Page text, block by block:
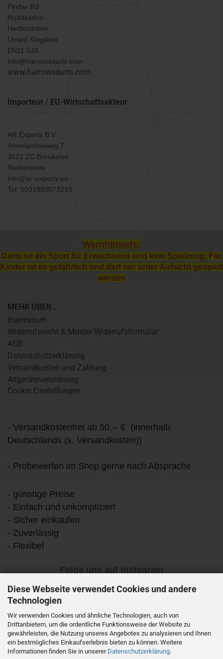
Diese Webseite verwendet Cookies und andere
Technologien
Wir verwenden Cookies und ähnliche Technologien, auch von
Drittanbietern, um die ordentliche Funktionsweise der Website zu
gewährleisten, die Nutzung unseres Angebotes zu analysieren und Ihnen
ein bestmögliches Einkaufserlebnis bieten zu können. Weitere
Informationen finden Sie in unserer Datenschutzerklärung.
Pindar Rd
Hoddesdon
Hertfordshire
United Kingdom
EN11 0JX
info@harrowsdarts.com
www.harrowsdarts.com
Importeur / EU-Wirtschaftsakteur
AR Experts B.V.
Amerlandseweg 7
3621 ZC Breukelen
Niederlande
info@ar-experts.eu
Tel: 0031850073210
Warnhinweis:
Darts ist ein Sport für Erwachsene und kein Spielzeug. Für
Kinder ist es gefährlich und darf nur unter Aufsicht gespielt
werden
MEHR ÜBER...
Impressum
Widerrufsrecht & Muster-Widerrufsformular
AGB
Datenschutzerklärung
Versandkosten und Zahlung
Altgeräteverordnung
Cookie Einstellungen
- Versandkostenfrei ab 50,-- € (innerhalb
Deutschlands (s. Versandkosten))
- Probewerfen im Shop gerne nach Absprache
- günstige Preise
- Einfach und unkompliziert
- Sicher einkaufen
- Zuverlässig
- Flexibel
Folge uns auf Instagram